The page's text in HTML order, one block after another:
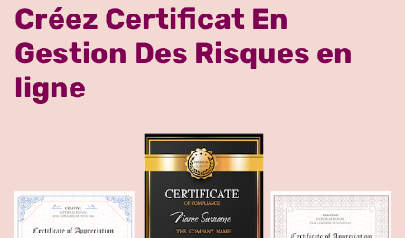
Créez Certificat En
Gestion Des Risques en
ligne